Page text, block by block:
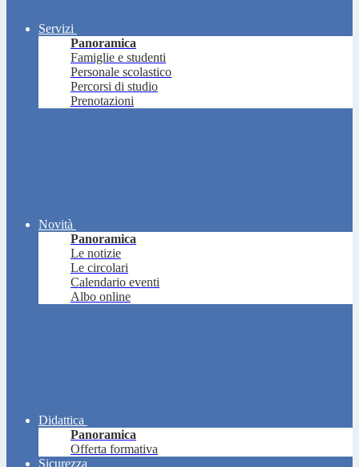
Servizi
Panoramica
Famiglie e studenti
Personale scolastico
Percorsi di studio
Prenotazioni
Novità
Panoramica
Le notizie
Le circolari
Calendario eventi
Albo online
Didattica
Panoramica
Offerta formativa
Sicurezza